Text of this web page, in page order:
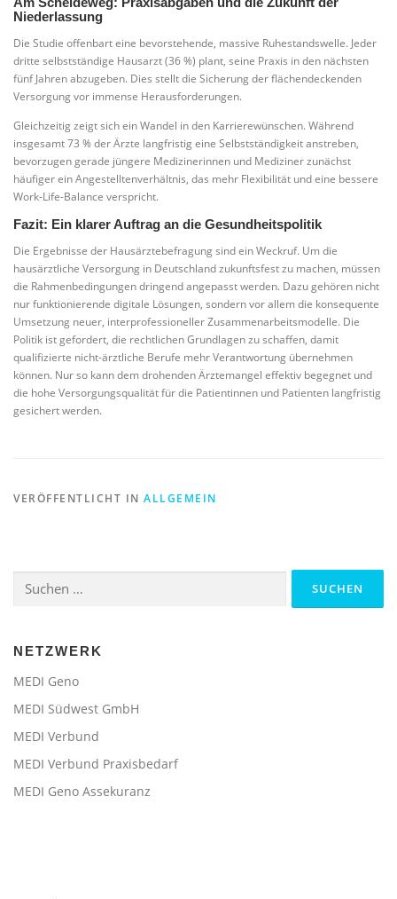
Niederlassung
Die Studie offenbart eine bevorstehende, massive Ruhestandswelle. Jeder
dritte selbstständige Hausarzt (36 %) plant, seine Praxis in den nächsten
fünf Jahren abzugeben. Dies stellt die Sicherung der flächendeckenden
Versorgung vor immense Herausforderungen.
Gleichzeitig zeigt sich ein Wandel in den Karrierewünschen. Während
insgesamt 73 % der Ärzte langfristig eine Selbstständigkeit anstreben,
bevorzugen gerade jüngere Medizinerinnen und Mediziner zunächst
häufiger ein Angestelltenverhältnis, das mehr Flexibilität und eine bessere
Work-Life-Balance verspricht.
Fazit: Ein klarer Auftrag an die Gesundheitspolitik
Die Ergebnisse der Hausärztebefragung sind ein Weckruf. Um die
hausärztliche Versorgung in Deutschland zukunftsfest zu machen, müssen
die Rahmenbedingungen dringend angepasst werden. Dazu gehören nicht
nur funktionierende digitale Lösungen, sondern vor allem die konsequente
Umsetzung neuer, interprofessioneller Zusammenarbeitsmodelle. Die
Politik ist gefordert, die rechtlichen Grundlagen zu schaffen, damit
qualifizierte nicht-ärztliche Berufe mehr Verantwortung übernehmen
können. Nur so kann dem drohenden Ärztemangel effektiv begegnet und
die hohe Versorgungsqualität für die Patientinnen und Patienten langfristig
gesichert werden.
VERÖFFENTLICHT IN ALLGEMEIN
nach:
NETZWERK
MEDI Geno
MEDI Südwest GmbH
MEDI Verbund
MEDI Verbund Praxisbedarf
MEDI Geno Assekuranz